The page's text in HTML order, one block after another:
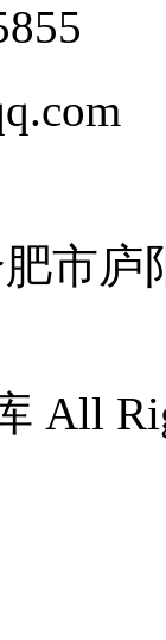
市
All